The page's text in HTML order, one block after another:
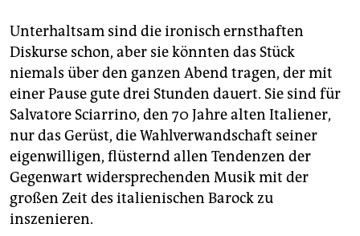
Unterhaltsam sind die ironisch ernsthaften
Diskurse schon, aber sie könnten das Stück
niemals über den ganzen Abend tragen, der mit
einer Pause gute drei Stunden dauert. Sie sind für
Salvatore Sciarrino, den 70 Jahre alten Italiener,
nur das Gerüst, die Wahlverwandschaft seiner
eigenwilligen, flüsternd allen Tendenzen der
Gegenwart widersprechenden Musik mit der
großen Zeit des italienischen Barock zu
inszenieren.